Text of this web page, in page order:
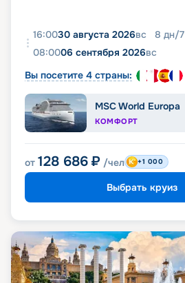
16:0030 августа 2026вс 8 дн/7
08:0006 сентября 2026вс
Вы посетите 4 страны:
MSC World Europa
КОМФОРТ
от 128 686 ₽ /чел +1 000
Выбрать круиз